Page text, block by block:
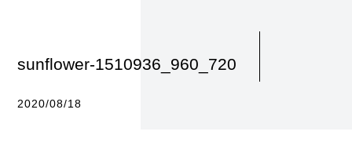
sunflower-1510936_960_720
2020/08/18